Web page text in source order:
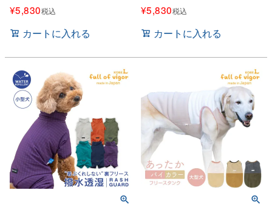
¥5,830税込
カートに入れる
¥5,830税込
カートに入れる